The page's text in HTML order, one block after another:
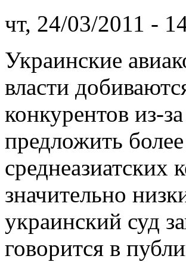
чт, 24/03/2011 -
Украинские
власти
конкурентов из-
предложить
среднеазиатских
значительно
украинский суд
говорится в